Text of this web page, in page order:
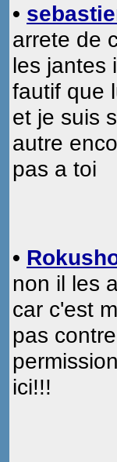
•
arrete de
les jantes
fautif que
et je suis
autre
pas a toi
•
non il les
car c'est
pas
ici!!!